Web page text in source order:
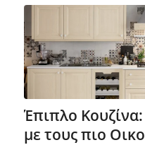
Έπιπλο
με τους πιο